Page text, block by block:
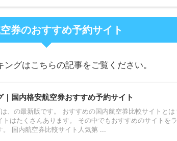
券のおすすめ予約サイト
ングはこちらの記事をご覧ください。
｜国内格安航空券おすすめ予約サイト
、の最新版です。 おすすめの国内航空券比較サイトとは
トはたくさんあります。 その中でもおすすめのサイトを
。 国内航空券比較サイト人気第 ...